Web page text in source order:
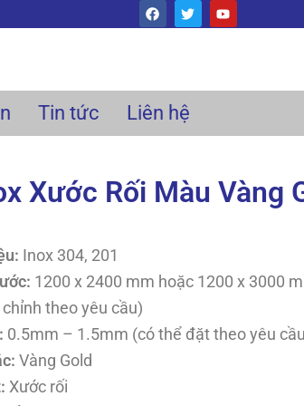
F
a
c
o
T
w
i
r
Y
o
u
e
Tin tức Liên hệ
Xước Rối Màu Vàng
Inox 304, 201
1200 x 2400 mm hoặc 1200 x 3000
theo yêu cầu)
0.5mm – 1.5mm (có thể đặt theo yêu
Vàng Gold
Xước rối